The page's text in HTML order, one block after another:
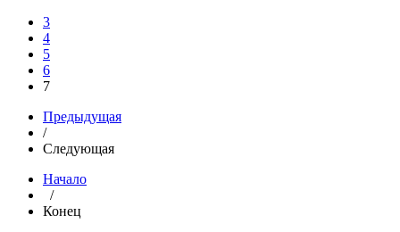
3
4
5
6
7
Предыдущая
/
Следующая
Начало
/
Конец